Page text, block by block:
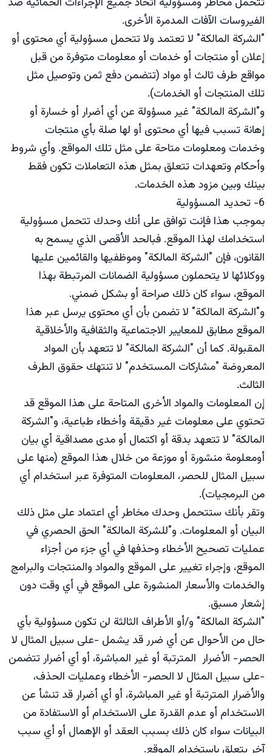
الفيروسات الآفات المدمرة الأخرى.
"الشركة المالكة" لا تعتمد ولا تتحمل مسؤولية أي محتوى أو
إعلان أو منتجات أو خدمات أو معلومات متوفرة من قبل
مواقع طرف ثالث أو مواد (تتضمن دفع ثمن وتوصيل مثل
تلك المنتجات أو الخدمات).
و"الشركة المالكة" غير مسؤولة عن أي أضرار أو خسارة أو
إهانة تسبب فيها أي محتوى أو لها صلة بأي منتجات
وخدمات ومعلومات متاحة على مثل تلك المواقع. وأي شروط
وأحكام وتعهدات تتعلق بمثل هذه التعاملات تكون فقط
بينك وبين مزود هذه الخدمات.
6- تحديد المسؤولية
بموجب هذا فإنت توافق على أنك وحدك تتحمل مسؤولية
استخدامك لهذا الموقع. فبالحد الأقصى الذي يسمح به
القانون، فإن "الشركة المالكة" وموظفيها والقائمين عليها
ووكلائها لا يتحملون مسؤولية الضمانات المرتبطة بهذا
الموقع، سواء كان ذلك صراحة أو بشكل ضمني.
و"الشركة المالكة" لا تضمن بأن أي محتوى يرسل عبر هذا
الموقع مطابق للمعايير الاجتماعية والثقافية والأخلاقية
المقبولة. كما أن "الشركة المالكة" لا تتعهد بأن المواد
المعروضة "مشاركات المستخدم" لا تنتهك حقوق الطرف
الثالث.
إن المعلومات والمواد الأخرى المتاحة على هذا الموقع قد
تحتوي على معلومات غير دقيقة وأخطاء طباعية، و"الشركة
المالكة" لا تتعهد بدقة أو اكتمال أو مدى مصداقية أي بيان
أومعلومة منشورة أو موزعة من خلال هذا الموقع (منها على
سبيل المثال للحصر، المعلومات المتوفرة عبر استخدام أي
من البرمجيات).
وتقر بأنك ستتحمل وحدك مخاطر أي اعتماد على مثل ذلك
البيان أو المعلومات. و"للشركة المالكة" الحق الحصري في
عمليات تصحيح الأخطاء وحذفها في أي جزء من أجزاء
الموقع، وإجراء تغيير على الموقع والمواد والمنتجات والبرامج
والخدمات والأسعار المنشورة على الموقع في أي وقت دون
إشعار مسبق.
"الشركة المالكة" و/أو الأطراف الثالثة لن تكون مسؤولية بأي
حال من الأحوال عن أي ضرر قد يشمل -على سبيل المثال لا
الحصر- الأضرار المترتبة أو غير المباشرة، أو أي أضرار تتضمن
-على سبيل المثال لا الحصر- الأخطاء وعمليات الحذف،
والأضرار المترتبة أو غير المباشرة، أو أي أضرار قد تنشأ عن
الاستخدام أو عدم القدرة على الاستخدام أو الاستفادة من
البيانات سواء كان ذلك بسبب العقد أو الإهمال أو أي سبب